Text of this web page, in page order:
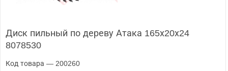
Диск пильный по дереву Атака 165х20х24
8078530
Код товара — 200260